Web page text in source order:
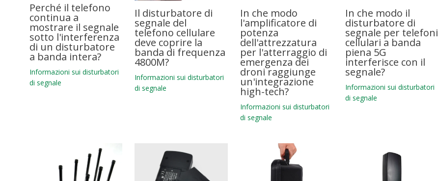
Perché il telefono
continua a
mostrare il segnale
sotto l'interferenza
di un disturbatore
a banda intera?
Informazioni sui disturbatori
di segnale
Il disturbatore di
segnale del
telefono cellulare
deve coprire la
banda di frequenza
4800M?
Informazioni sui disturbatori
di segnale
In che modo
l'amplificatore di
potenza
dell'attrezzatura
per l'atterraggio di
emergenza dei
droni raggiunge
un'integrazione
high-tech?
Informazioni sui disturbatori
di segnale
In che modo il
disturbatore di
segnale per telefoni
cellulari a banda
piena 5G
interferisce con il
segnale?
Informazioni sui disturbatori
di segnale